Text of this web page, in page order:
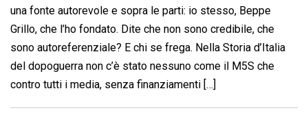
una fonte autorevole e sopra le parti: io stesso, Beppe
Grillo, che l’ho fondato. Dite che non sono credibile, che
sono autoreferenziale? E chi se frega. Nella Storia d’Italia
del dopoguerra non c’è stato nessuno come il M5S che
contro tutti i media, senza finanziamenti […]